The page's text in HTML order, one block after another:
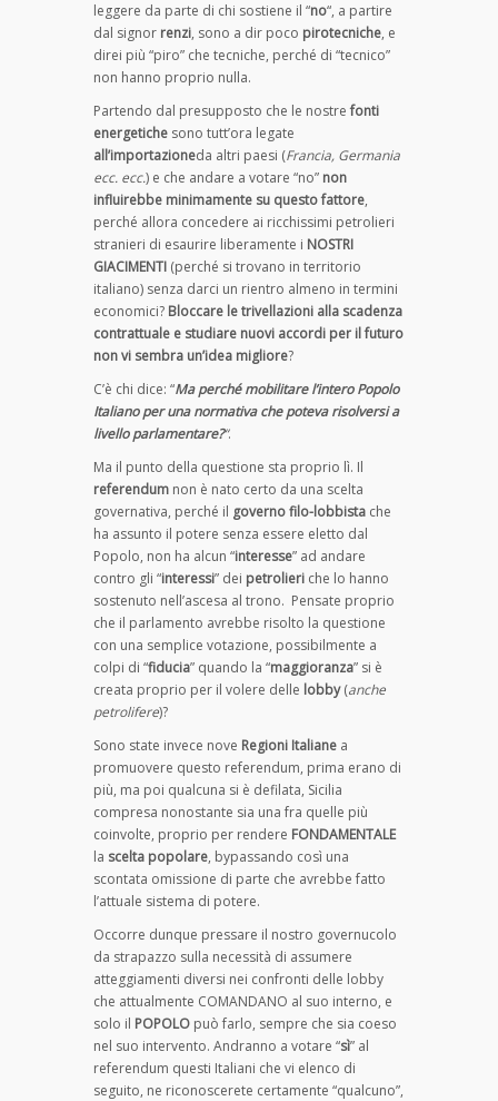
leggere da parte di chi sostiene il “no“, a partire
dal signor renzi, sono a dir poco pirotecniche, e
direi più “piro” che tecniche, perché di “tecnico”
non hanno proprio nulla.
Partendo dal presupposto che le nostrefonti
energetiche sono tutt’ora legate
all’importazioneda altri paesi (Francia, Germania
ecc. ecc.) e che andare a votare “no” non
influirebbe minimamente su questo fattore,
perché allora concedere ai ricchissimi petrolieri
stranieri di esaurire liberamente i NOSTRI
GIACIMENTI (perché si trovano in territorio
italiano) senza darci un rientro almeno in termini
economici? Bloccare le trivellazioni alla scadenza
contrattuale e studiare nuovi accordi per il futuro
non vi sembra un’idea migliore?
C’è chi dice: “Ma perché mobilitare l’intero Popolo
Italiano per una normativa che poteva risolversi a
livello parlamentare?“.
Ma il punto della questione sta proprio lì. Il
referendum non è nato certo da una scelta
governativa, perché il governo filo-lobbista che
ha assunto il potere senza essere eletto dal
Popolo, non ha alcun “interesse” ad andare
contro gli “interessi” dei petrolieri che lo hanno
sostenuto nell’ascesa al trono. Pensate proprio
che il parlamento avrebbe risolto la questione
con una semplice votazione, possibilmente a
colpi di “fiducia” quando la “maggioranza” si è
creata proprio per il volere delle lobby(anche
petrolifere)?
Sono state invece nove Regioni Italiane a
promuovere questo referendum, prima erano di
più, ma poi qualcuna si è defilata, Sicilia
compresa nonostante sia una fra quelle più
coinvolte, proprio per rendere FONDAMENTALE
la scelta popolare, bypassando così una
scontata omissione di parte che avrebbe fatto
l’attuale sistema di potere.
Occorre dunque pressare il nostro governucolo
da strapazzo sulla necessità di assumere
atteggiamenti diversi nei confronti delle lobby
che attualmente COMANDANO al suo interno, e
solo il POPOLO può farlo, sempre che sia coeso
nel suo intervento. Andranno a votare “sì” al
referendum questi Italiani che vi elenco di
seguito, ne riconoscerete certamente “qualcuno”,